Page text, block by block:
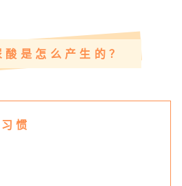
是怎么产生的？
惯